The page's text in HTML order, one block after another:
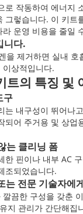
로 작동하여 에너지
그렇습니다. 이 키트
운영 비용을 줄일
니다.
을 제거하면 실내 호
이상적입니다.
트의 특징 및
구
는 내구성이 뛰어나
되어 주거용 및 상업
는 클리닝 폼
한 핀이나 내부 AC
조되었습니다.
전문 기술자에
끔한 ​​구성을 갖춘
지 관리가 간단해집